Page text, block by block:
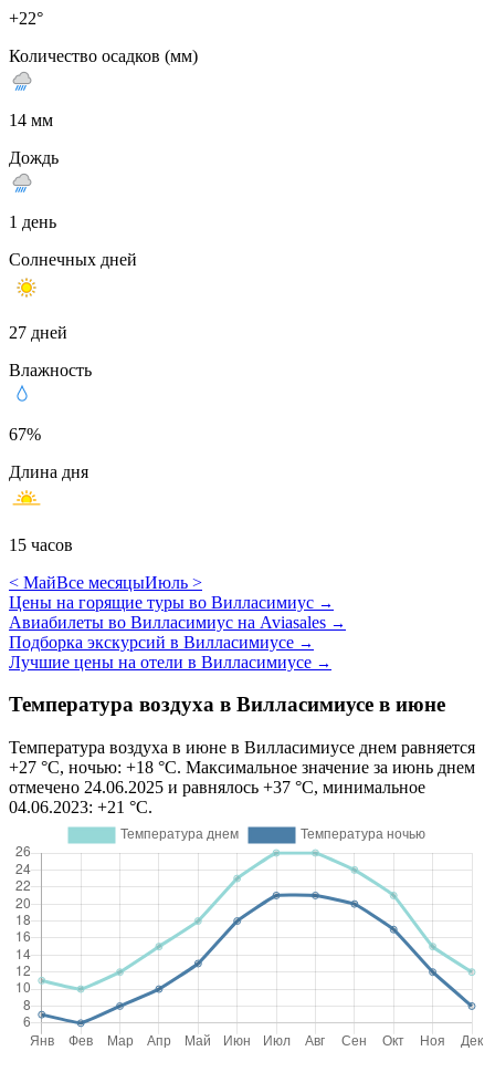
+22°
Количество осадков (мм)
14 мм
Дождь
1 день
Солнечных дней
27 дней
Влажность
67%
Длина дня
15 часов
< МайВсе месяцыИюль >
Цены на горящие туры во Вилласимиус →
Авиабилеты во Вилласимиус на Aviasales →
Подборка экскурсий в Вилласимиусе →
Лучшие цены на отели в Вилласимиусе →
Температура воздуха в Вилласимиусе в июне
Температура воздуха в июне в Вилласимиусе днем равняется
+27 °C, ночью: +18 °C. Максимальное значение за июнь днем
отмечено 24.06.2025 и равнялось +37 °C, минимальное
04.06.2023: +21 °C.